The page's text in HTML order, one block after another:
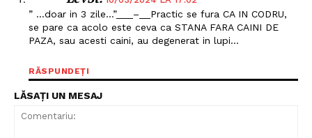
” …doar in 3 zile…”___–__Practic se fura CA IN CODRU,
se pare ca acolo este ceva ca STANA FARA CAINI DE
PAZA, sau acesti caini, au degenerat in lupi…
RĂSPUNDEȚI
LĂSAȚI UN MESAJ